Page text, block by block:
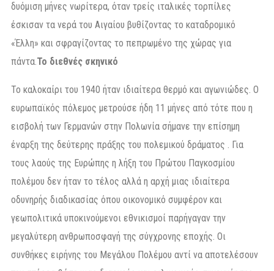
δυόμιση μήνες νωρίτερα, όταν τρείς ιταλικές τορπίλες
έσκισαν τα νερά του Αιγαίου βυθίζοντας το καταδρομικό
«Έλλη» και σφραγίζοντας το πεπρωμένο της χώρας για
πάντα.Το διεθνές σκηνικό
Το καλοκαίρι του 1940 ήταν ιδιαίτερα θερμό και αγωνιώδες. Ο
ευρωπαϊκός πόλεμος μετρούσε ήδη 11 μήνες από τότε που η
εισβολή των Γερμανών στην Πολωνία σήμανε την επίσημη
έναρξη της δεύτερης πράξης του πολεμικού δράματος . Για
τους λαούς της Ευρώπης η λήξη του Πρώτου Παγκοσμίου
πολέμου δεν ήταν το τέλος αλλά η αρχή μιας ιδιαίτερα
οδυνηρής διαδικασίας όπου οικονομικό συμφέρον και
γεωπολιτικά υποκινούμενοι εθνικισμοί παρήγαγαν την
μεγαλύτερη ανθρωποσφαγή της σύγχρονης εποχής. Οι
συνθήκες ειρήνης του Μεγάλου Πολέμου αντί να αποτελέσουν